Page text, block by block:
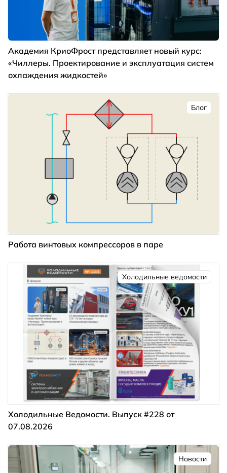
Академия КриоФрост представляет новый курс:
«Чиллеры. Проектирование и эксплуатация систем
охлаждения жидкостей»
Блог
Работа винтовых компрессоров в паре
Холодильные ведомости
Холодильные Ведомости. Выпуск #228 от
07.08.2026
Новости